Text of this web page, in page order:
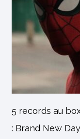
5 records au
: Brand New Day